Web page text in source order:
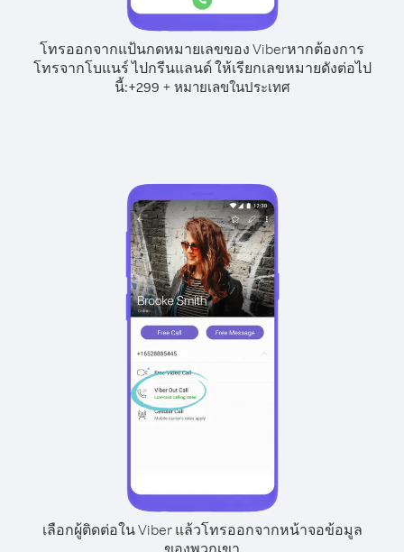
โทรออกจากแป้นกดหมายเลขของ Viberหากต้องการ
โทรจากโบแนร์ ไปกรีนแลนด์ ให้เรียกเลขหมายดังต่อไป
นี้:+299 + หมายเลขในประเทศ
เลือกผู้ติดต่อใน Viber แล้วโทรออกจากหน้าจอข้อมูล
ของพวกเขา